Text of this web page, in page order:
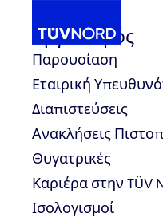
Oργανισμός
Παρουσίαση
Εταιρική
Διαπιστεύσεις
Ανακλήσεις
Θυγατρικές
Καριέρα στην TÜV
Ισολογισμοί
Home
Νέα Η TÜV
την MDI